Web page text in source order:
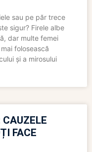
sau pe păr trece
sigur? Firele albe
dar multe femei
folosească
și a mirosului
CAUZELE
FACE